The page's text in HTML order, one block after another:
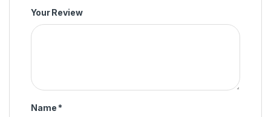
Your Review
Name *